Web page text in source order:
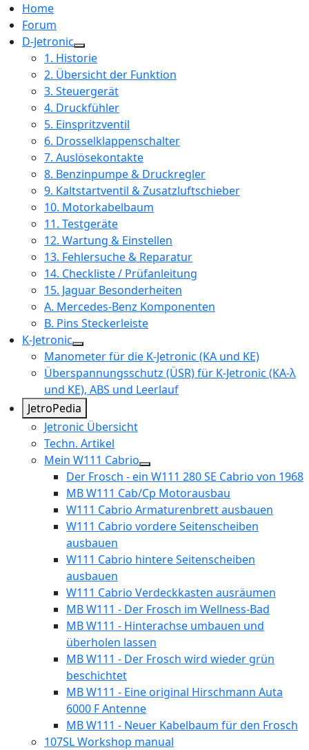
Home
Forum
D-Jetronic
1. Historie
2. Übersicht der Funktion
3. Steuergerät
4. Druckfühler
5. Einspritzventil
6. Drosselklappenschalter
7. Auslösekontakte
8. Benzinpumpe & Druckregler
9. Kaltstartventil & Zusatzluftschieber
10. Motorkabelbaum
11. Testgeräte
12. Wartung & Einstellen
13. Fehlersuche & Reparatur
14. Checkliste / Prüfanleitung
15. Jaguar Besonderheiten
A. Mercedes-Benz Komponenten
B. Pins Steckerleiste
K-Jetronic
Manometer für die K-Jetronic (KA und KE)
Überspannungsschutz (ÜSR) für K-Jetronic (KA-λ
und KE), ABS und Leerlauf
JetroPedia
Jetronic Übersicht
Techn. Artikel
Mein W111 Cabrio
Der Frosch - ein W111 280 SE Cabrio von 1968
MB W111 Cab/Cp Motorausbau
W111 Cabrio Armaturenbrett ausbauen
W111 Cabrio vordere Seitenscheiben
ausbauen
W111 Cabrio hintere Seitenscheiben
ausbauen
W111 Cabrio Verdeckkasten ausräumen
MB W111 - Der Frosch im Wellness-Bad
MB W111 - Hinterachse umbauen und
überholen lassen
MB W111 - Der Frosch wird wieder grün
beschichtet
MB W111 - Eine original Hirschmann Auta
6000 F Antenne
MB W111 - Neuer Kabelbaum für den Frosch
107SL Workshop manual